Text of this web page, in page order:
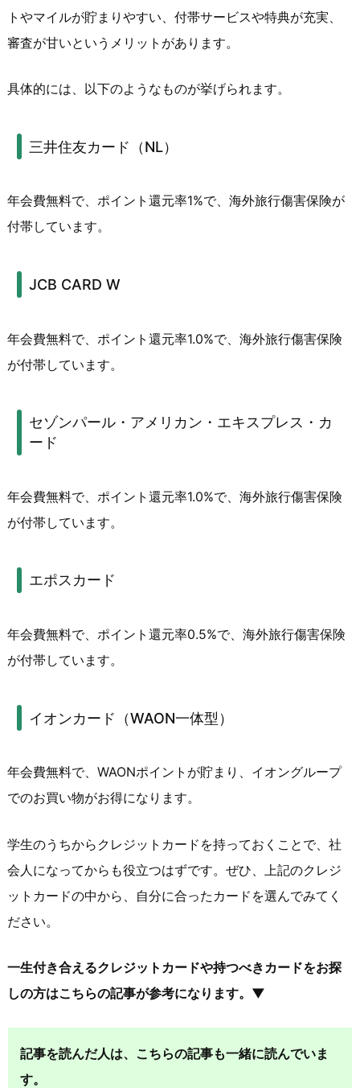
トやマイルが貯まりやすい、付帯サービスや特典が充実、
審査が甘いというメリットがあります。
具体的には、以下のようなものが挙げられます。
三井住友カード（NL）
年会費無料で、ポイント還元率1%で、海外旅行傷害保険が
付帯しています。
JCB CARD W
年会費無料で、ポイント還元率1.0%で、海外旅行傷害保険
が付帯しています。
セゾンパール・アメリカン・エキスプレス・カ
ード
年会費無料で、ポイント還元率1.0%で、海外旅行傷害保険
が付帯しています。
エポスカード
年会費無料で、ポイント還元率0.5%で、海外旅行傷害保険
が付帯しています。
イオンカード（WAON一体型）
年会費無料で、WAONポイントが貯まり、イオングループ
でのお買い物がお得になります。
学生のうちからクレジットカードを持っておくことで、社
会人になってからも役立つはずです。ぜひ、上記のクレジ
ットカードの中から、自分に合ったカードを選んでみてく
ださい。
一生付き合えるクレジットカードや持つべきカードをお探
しの方はこちらの記事が参考になります。▼
記事を読んだ人は、こちらの記事も一緒に読んでいま
す。